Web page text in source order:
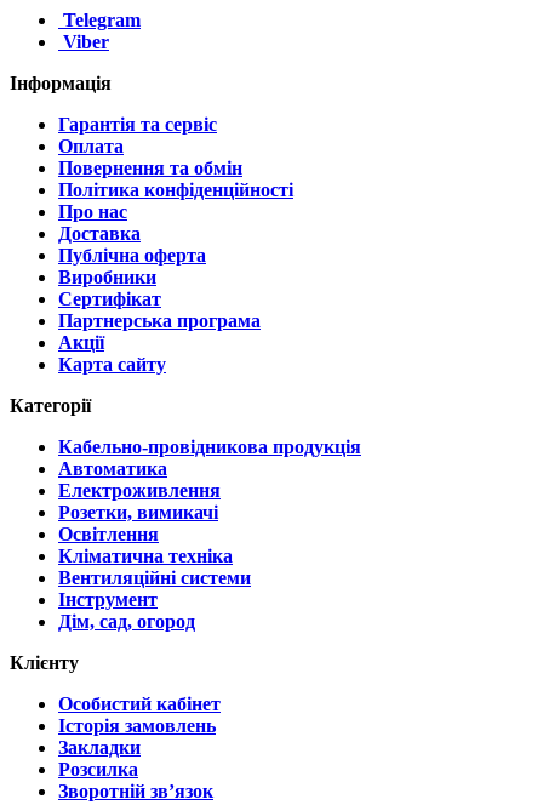
Telegram
Viber
Інформація
Гарантія та сервіс
Оплата
Повернення та обмін
Політика конфіденційності
Про нас
Доставка
Публічна оферта
Виробники
Сертифікат
Партнерська програма
Акції
Карта сайту
Категорії
Кабельно-провідникова продукція
Автоматика
Електроживлення
Розетки, вимикачі
Освітлення
Кліматична техніка
Вентиляційні системи
Інструмент
Дім, сад, огород
Клієнту
Особистий кабінет
Історія замовлень
Закладки
Розсилка
Зворотній зв’язок